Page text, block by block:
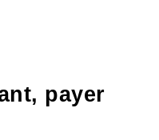
payer